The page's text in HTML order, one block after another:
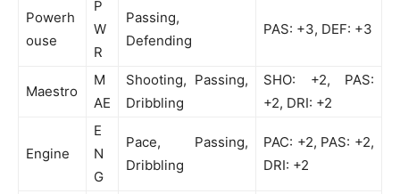
Powerh
ouse
P
W
R
Passing,
Defending
PAS: +3, DEF: +3
Maestro
M
AE
Shooting, Passing,
Dribbling
SHO: +2, PAS:
+2, DRI: +2
Engine
E
N
G
Pace, Passing,
Dribbling
PAC: +2, PAS: +2,
DRI: +2